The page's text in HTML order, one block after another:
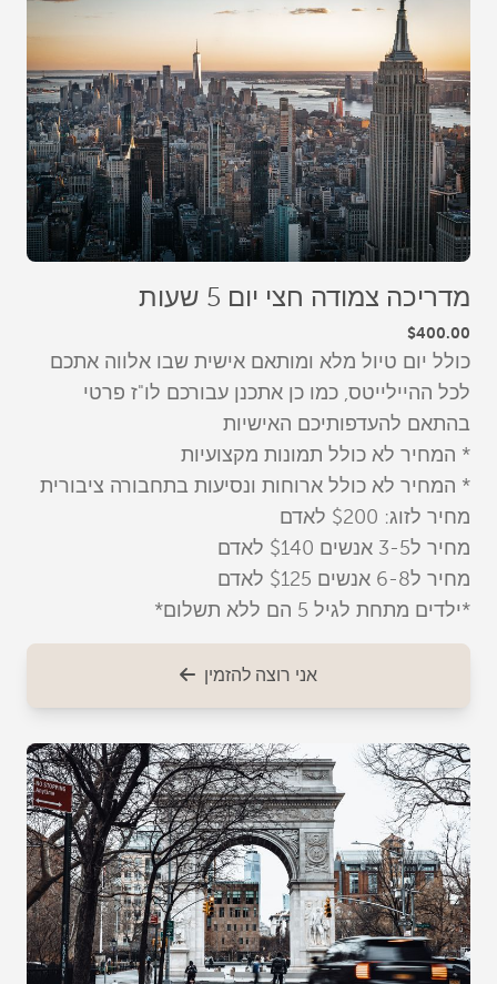
מדריכה צמודה חצי יום 5 שעות
$400.00
כולל יום טיול מלא ומותאם אישית שבו אלווה אתכם
לכל ההיילייטס, כמו כן אתכנן עבורכם לו"ז פרטי
בהתאם להעדפותיכם האישיות
* המחיר לא כולל תמונות מקצועיות
* המחיר לא כולל ארוחות ונסיעות בתחבורה ציבורית
מחיר לזוג: $200 לאדם
מחיר ל3-5 אנשים $140 לאדם
מחיר ל6-8 אנשים $125 לאדם
*ילדים מתחת לגיל 5 הם ללא תשלום*
אני רוצה להזמין